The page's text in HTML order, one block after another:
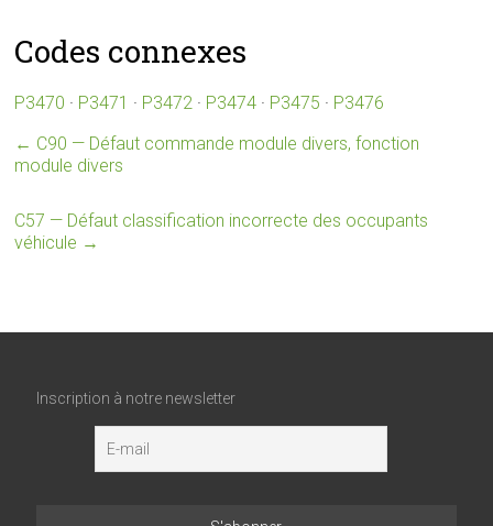
Codes connexes
P3470 · P3471 · P3472 · P3474 · P3475 · P3476
← C90 — Défaut commande module divers, fonction
module divers
C57 — Défaut classification incorrecte des occupants
véhicule →
Inscription à notre newsletter